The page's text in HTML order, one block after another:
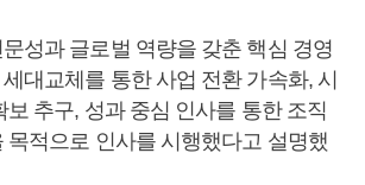
성과 글로벌 역량을 갖춘 핵심 경영
대교체를 통한 사업 전환 가속화, 시
보 추구, 성과 중심 인사를 통한 조직
목적으로 인사를 시행했다고 설명했